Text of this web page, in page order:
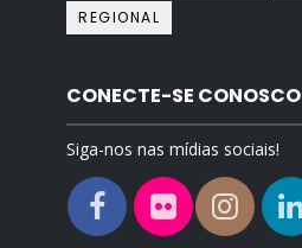
REGIONAL
CONECTE-SE CONOSCO
Siga-nos nas mídias sociais!